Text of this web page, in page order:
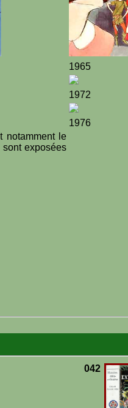
1965
1972
1976
notamment le
exposées
042